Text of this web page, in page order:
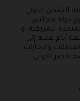
الشحن الدولي
دولة مجلس
الامريكية او
أيام عمله إلى
والاجازات
قصر الاواني